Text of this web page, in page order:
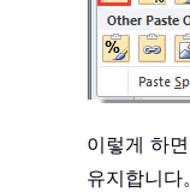
이렇게 하
유지합니다